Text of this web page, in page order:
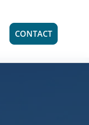
CONTACT